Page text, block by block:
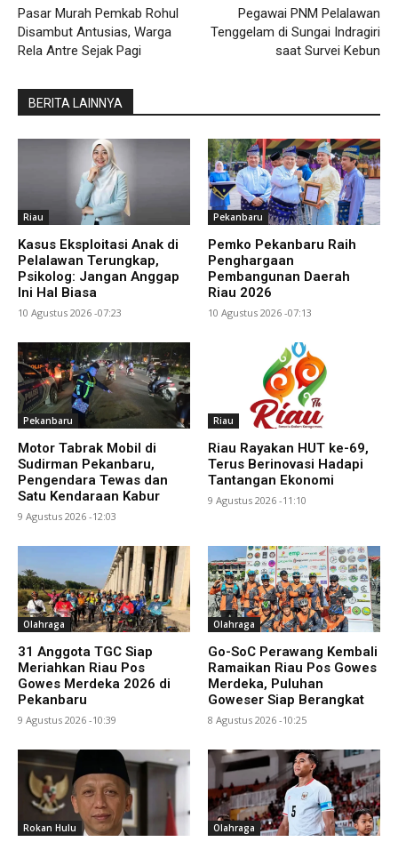
Pasar Murah Pemkab Rohul
Disambut Antusias, Warga
Rela Antre Sejak Pagi
Pegawai PNM Pelalawan
Tenggelam di Sungai Indragiri
saat Survei Kebun
BERITA LAINNYA
Riau
Kasus Eksploitasi Anak di
Pelalawan Terungkap,
Psikolog: Jangan Anggap
Ini Hal Biasa
10 Agustus 2026 -07:23
Pekanbaru
Pemko Pekanbaru Raih
Penghargaan
Pembangunan Daerah
Riau 2026
10 Agustus 2026 -07:13
Pekanbaru
Motor Tabrak Mobil di
Sudirman Pekanbaru,
Pengendara Tewas dan
Satu Kendaraan Kabur
9 Agustus 2026 -12:03
Riau
Riau Rayakan HUT ke-69,
Terus Berinovasi Hadapi
Tantangan Ekonomi
9 Agustus 2026 -11:10
Olahraga
31 Anggota TGC Siap
Meriahkan Riau Pos
Gowes Merdeka 2026 di
Pekanbaru
9 Agustus 2026 -10:39
Olahraga
Go-SoC Perawang Kembali
Ramaikan Riau Pos Gowes
Merdeka, Puluhan
Goweser Siap Berangkat
8 Agustus 2026 -10:25
Rokan Hulu Olahraga